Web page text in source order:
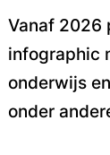
Vanaf 2026
infographic
onderwijs
onder